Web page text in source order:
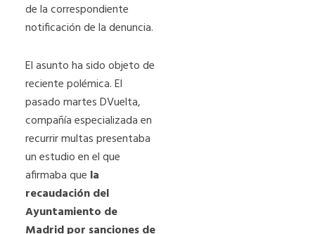
de la correspondiente
notificación de la denuncia.
El asunto ha sido objeto de
reciente polémica. El
pasado martes DVuelta,
compañía especializada en
recurrir multas presentaba
un estudio en el que
afirmaba que la
recaudación del
Ayuntamiento de